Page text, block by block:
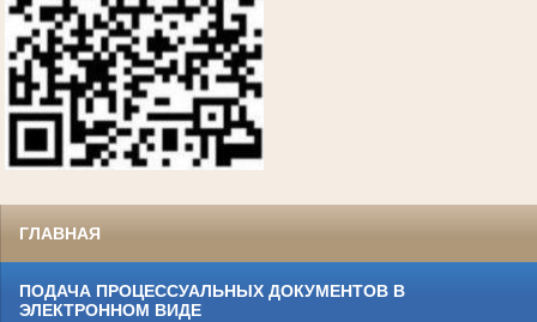
ГЛАВНАЯ
ПОДАЧА ПРОЦЕССУАЛЬНЫХ ДОКУМЕНТОВ В
ЭЛЕКТРОННОМ ВИДЕ